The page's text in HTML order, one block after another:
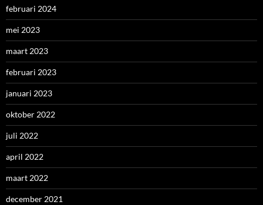
februari 2024
mei 2023
maart 2023
februari 2023
januari 2023
oktober 2022
juli 2022
april 2022
maart 2022
december 2021